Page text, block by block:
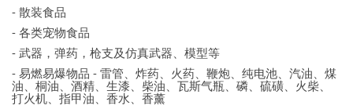
- 散装食品
- 各类宠物食品
- 武器，弹药，枪支及仿真武器、模型等
- 易燃易爆物品 - 雷管、炸药、火药、鞭炮、纯电池、汽油、煤
油、桐油、酒精、生漆、柴油、瓦斯气瓶、磷、硫磺、火柴、
打火机、指甲油、香水、香薰